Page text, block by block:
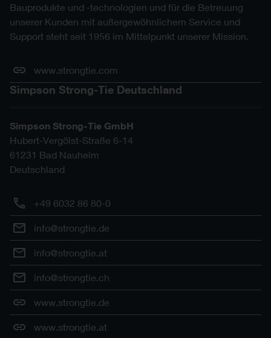
Bauprodukte und -technologien und für die Betreuung
unserer Kunden mit außergewöhnlichem Service und
Support steht seit 1956 im Mittelpunkt unserer Mission.
www.strongtie.com
Simpson Strong-Tie Deutschland
Simpson Strong-Tie GmbH
Hubert-Vergölst-Straße 6-14
61231 Bad Nauheim
Deutschland
+49 6032 86 80-0
info@strongtie.de
info@strongtie.at
info@strongtie.ch
www.strongtie.de
www.strongtie.at